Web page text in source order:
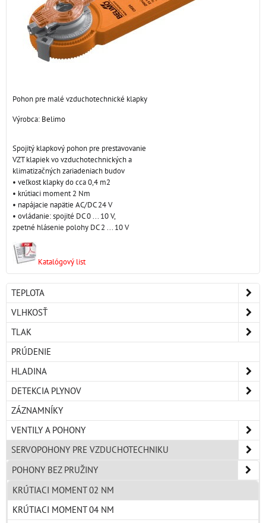
Pohon pre malé vzduchotechnické klapky
Výrobca: Belimo
Spojitý klapkový pohon pre prestavovanie
VZT klapiek vo vzduchotechnických a
klimatizačných zariadeniach budov
• veľkost klapky do cca 0,4 m2
• krútiaci moment 2 Nm
• napájacie napätie AC/DC 24 V
• ovládanie: spojité DC 0 ... 10 V,
zpetné hlásenie polohy DC 2 ... 10 V
Katalógový list
TEPLOTA
VLHKOSŤ
TLAK
PRÚDENIE
HLADINA
DETEKCIA PLYNOV
ZÁZNAMNÍKY
VENTILY A POHONY
SERVOPOHONY PRE VZDUCHOTECHNIKU
POHONY BEZ PRUŽINY
KRÚTIACI MOMENT 02 NM
KRÚTIACI MOMENT 04 NM